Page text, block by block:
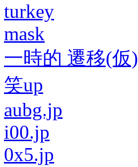
turkey
mask
一時的 遷移(仮)
笑up
aubg.jp
i00.jp
0x5.jp